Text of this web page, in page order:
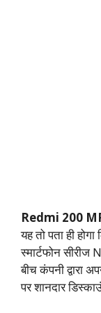
Redmi 200
यह तो पता ही
स्मार्टफोन
बीच कंपनी
पर शानदार